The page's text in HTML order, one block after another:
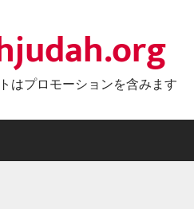
はプロモーションを含みます